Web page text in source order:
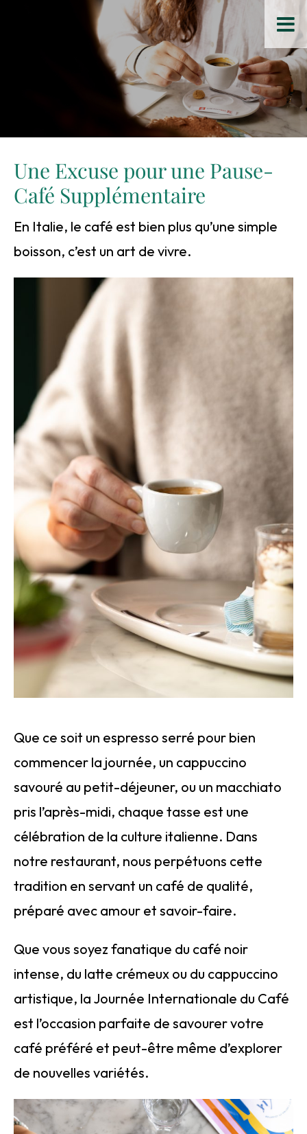
Une Excuse pour une Pause-
Café Supplémentaire
En Italie, le café est bien plus qu’une simple
boisson, c’est un art de vivre.
Que ce soit un espresso serré pour bien
commencer la journée, un cappuccino
savouré au petit-déjeuner, ou un macchiato
pris l’après-midi, chaque tasse est une
célébration de la culture italienne. Dans
notre restaurant, nous perpétuons cette
tradition en servant un café de qualité,
préparé avec amour et savoir-faire.
Que vous soyez fanatique du café noir
intense, du latte crémeux ou du cappuccino
artistique, la Journée Internationale du Café
est l’occasion parfaite de savourer votre
café préféré et peut-être même d’explorer
de nouvelles variétés.